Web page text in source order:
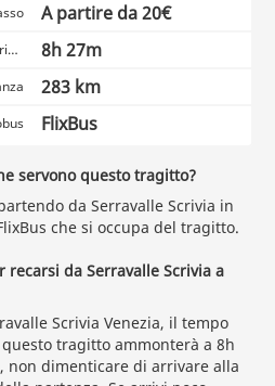
A partire da 20€
Durata autobus Serravalle Scrivia Venezia 8h 27m
283 km
FlixBus
servono questo tragitto?
da Serravalle Scrivia in
che si occupa del tragitto.
da Serravalle Scrivia a
Scrivia Venezia, il tempo
tragitto ammonterà a 8h
non dimenticare di arrivare alla